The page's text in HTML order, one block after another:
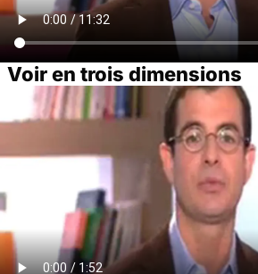
Voir en trois dimensions